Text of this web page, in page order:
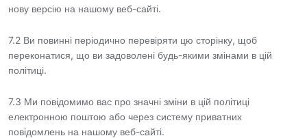
нову версію на нашому веб-сайті.
7.2 Ви повинні періодично перевіряти цю сторінку, щоб
переконатися, що ви задоволені будь-якими змінами в цій
політиці.
7.3 Ми повідомимо вас про значні зміни в цій політиці
електронною поштою або через систему приватних
повідомлень на нашому веб-сайті.